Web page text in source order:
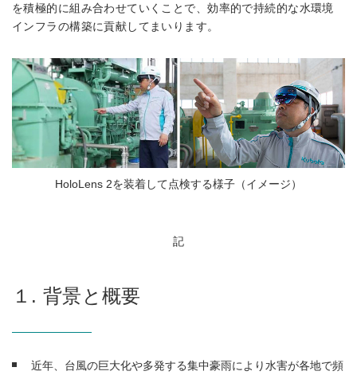
を積極的に組み合わせていくことで、効率的で持続的な水環境
インフラの構築に貢献してまいります。
HoloLens 2を装着して点検する様子（イメージ）
記
１. 背景と概要
近年、台風の巨大化や多発する集中豪雨により水害が各地で頻